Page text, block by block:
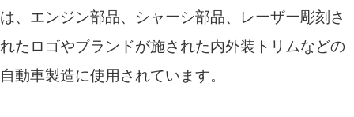
は、エンジン部品、シャーシ部品、レーザー彫刻さ
れたロゴやブランドが施された内外装トリムなどの
自動車製造に使用されています。